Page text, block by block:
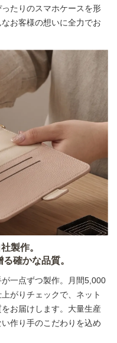
たりのスマホケースを形
お客様の想いに全力でお
製作。
確かな品質。
一点ずつ製作。月間5,000
がりチェックで、ネット
お届けします。大量生産
作り手のこだわりを込め